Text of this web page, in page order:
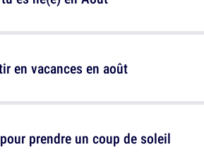
en vacances en août
prendre un coup de soleil